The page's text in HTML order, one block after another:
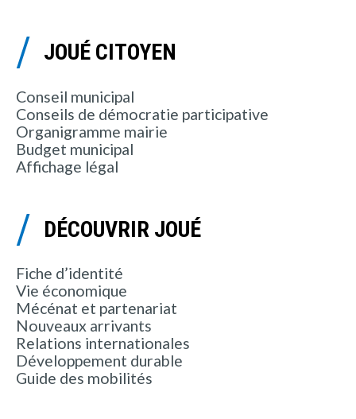
JOUÉ CITOYEN
Conseil municipal
Conseils de démocratie participative
Organigramme mairie
Budget municipal
Affichage légal
DÉCOUVRIR JOUÉ
Fiche d’identité
Vie économique
Mécénat et partenariat
Nouveaux arrivants
Relations internationales
Développement durable
Guide des mobilités